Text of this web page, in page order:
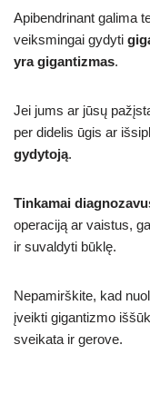
Apibendrinant galima
veiksmingai gydyti
yra gigantizmas.
Jei jums ar jūsų
per didelis ūgis ar
gydytoją.
Tinkamai
operaciją ar vaistus,
ir suvaldyti būklę.
Nepamirškite, kad
įveikti gigantizmo
sveikata ir gerove.